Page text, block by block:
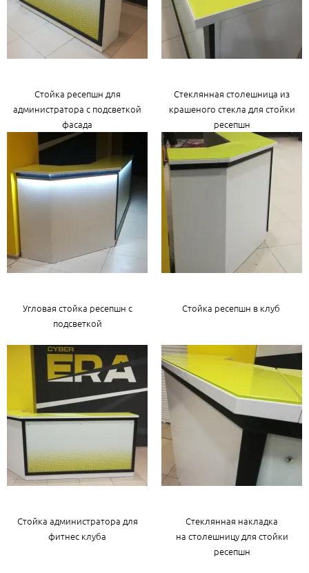
Стойка ресепшн для
администратора с подсветкой
фасада
Стеклянная столешница из
крашеного стекла для стойки
ресепшн
Угловая стойка ресепшн с
подсветкой
Стойка ресепшн в клуб
Стойка администратора для
фитнес клуба
Стеклянная накладка
на столешницу для стойки
ресепшн